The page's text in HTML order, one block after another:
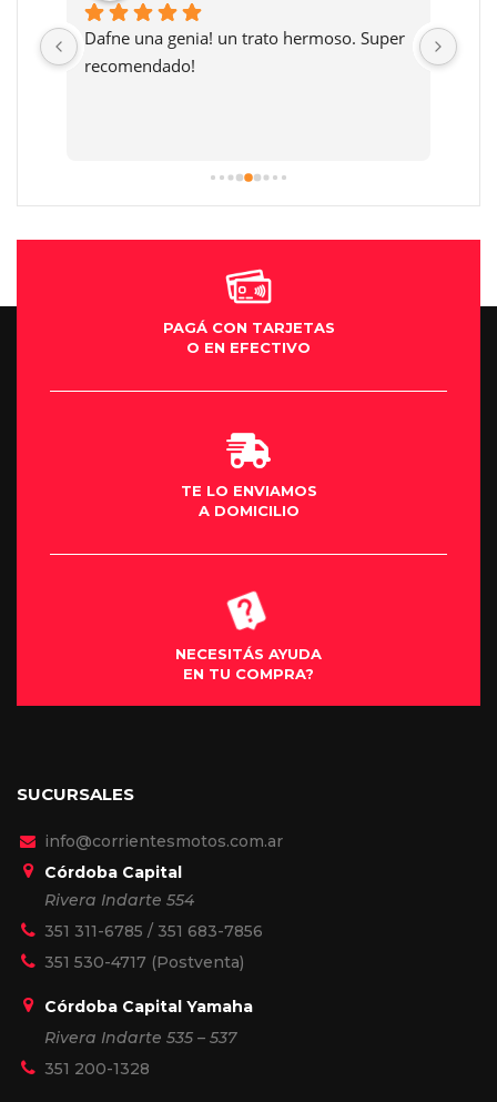
Dafne una genia! un trato hermoso. Super
recomendado!
PAGÁ CON TARJETAS
O EN EFECTIVO
TE LO ENVIAMOS
A DOMICILIO
NECESITÁS AYUDA
EN TU COMPRA?
SUCURSALES
info@corrientesmotos.com.ar
Córdoba Capital
Rivera Indarte 554
351 311-6785 / 351 683-7856
351 530-4717 (Postventa)
Córdoba Capital Yamaha
Rivera Indarte 535 – 537
351 200-1328